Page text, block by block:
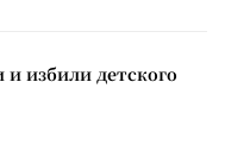
избили детского